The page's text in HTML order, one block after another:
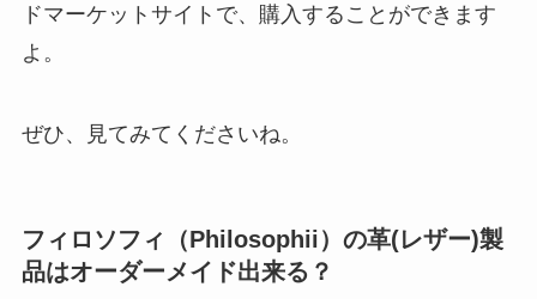
ドマーケットサイトで、購入することができます
よ。
ぜひ、見てみてくださいね。
フィロソフィ（Philosophii）の革(レザー)製
品はオーダーメイド出来る？